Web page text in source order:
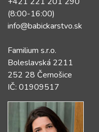
(8:00-16:00)
info@babickarstvo.sk
Familium s.r.o.
Boleslavská 2211
252 28 Černošice
IČ: 01909517